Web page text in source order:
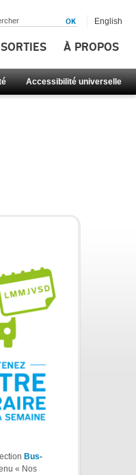
À PROPOS
Accessibilité universelle
English
Bus-
« Nos